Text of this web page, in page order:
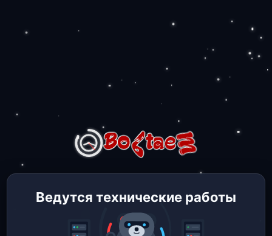
Ведутся технические работы